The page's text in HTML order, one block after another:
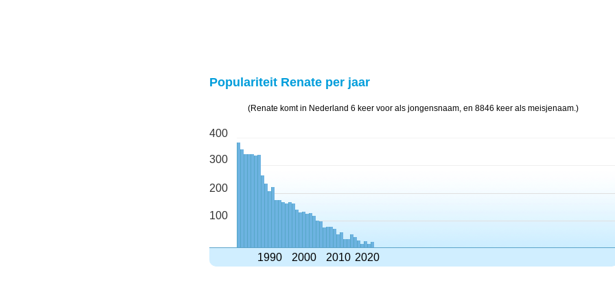
Populariteit Renate per jaar
(Renate komt in Nederland 6 keer voor als jongensnaam, en 8846 keer als meisjenaam.)
400
300
200
100
1990 2000 2010 2020